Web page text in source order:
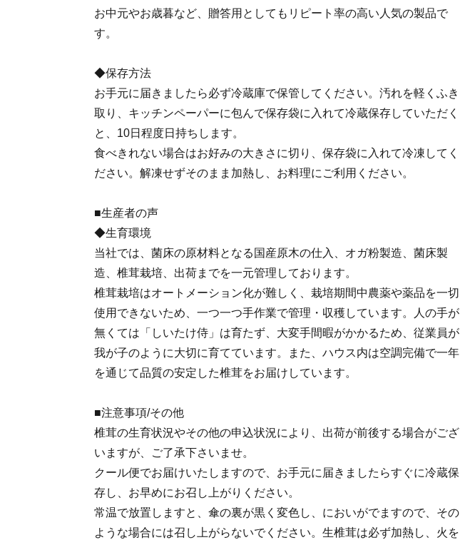
お中元やお歳暮など、贈答用としてもリピート率の高い人気の製品で
す。
◆保存方法
お手元に届きましたら必ず冷蔵庫で保管してください。汚れを軽くふき
取り、キッチンペーパーに包んで保存袋に入れて冷蔵保存していただく
と、10日程度日持ちします。
食べきれない場合はお好みの大きさに切り、保存袋に入れて冷凍してく
ださい。解凍せずそのまま加熱し、お料理にご利用ください。
■生産者の声
◆生育環境
当社では、菌床の原材料となる国産原木の仕入、オガ粉製造、菌床製
造、椎茸栽培、出荷までを一元管理しております。
椎茸栽培はオートメーション化が難しく、栽培期間中農薬や薬品を一切
使用できないため、一つ一つ手作業で管理・収穫しています。人の手が
無くては「しいたけ侍」は育たず、大変手間暇がかかるため、従業員が
我が子のように大切に育てています。また、ハウス内は空調完備で一年
を通じて品質の安定した椎茸をお届けしています。
■注意事項/その他
椎茸の生育状況やその他の申込状況により、出荷が前後する場合がござ
いますが、ご了承下さいませ。
クール便でお届けいたしますので、お手元に届きましたらすぐに冷蔵保
存し、お早めにお召し上がりください。
常温で放置しますと、傘の裏が黒く変色し、においがでますので、その
ような場合には召し上がらないでください。生椎茸は必ず加熱し、火を